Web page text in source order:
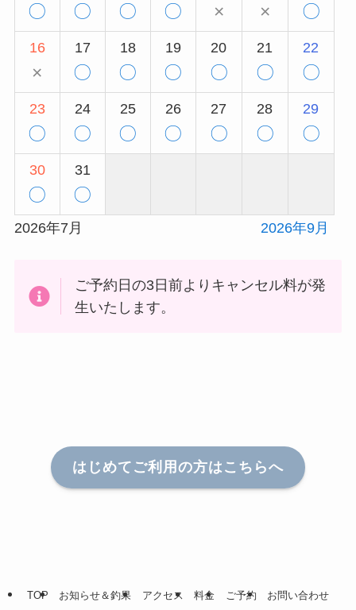
〇 〇 〇 〇 × × 〇
16
×
17
〇
18
〇
19
〇
20
〇
21
〇
22
〇
23
〇
24
〇
25
〇
26
〇
27
〇
28
〇
29
〇
30
〇
31
〇
2026年7月 2026年9月
ご予約日の3日前よりキャンセル料が発
生いたします。
はじめてご利用の方はこちらへ
TOP お知らせ＆釣果 アクセス 料金 ご予約 お問い合わせ